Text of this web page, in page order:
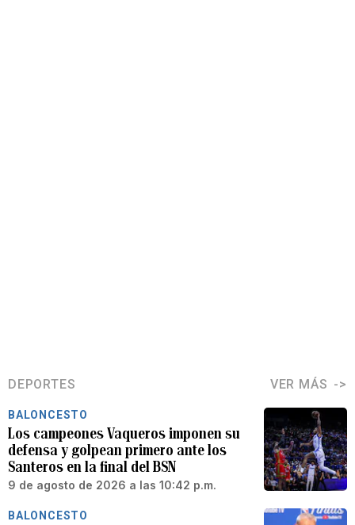
DEPORTES VER MÁS
BALONCESTO
Los campeones Vaqueros imponen su
defensa y golpean primero ante los
Santeros en la final del BSN
9 de agosto de 2026 a las 10:42 p.m.
BALONCESTO